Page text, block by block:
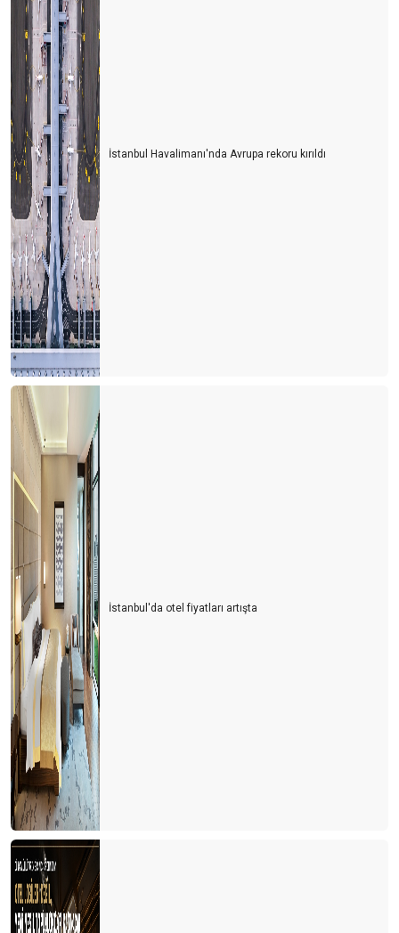
İstanbul Havalimanı'nda Avrupa rekoru kırıldı
İstanbul'da otel fiyatları artışta